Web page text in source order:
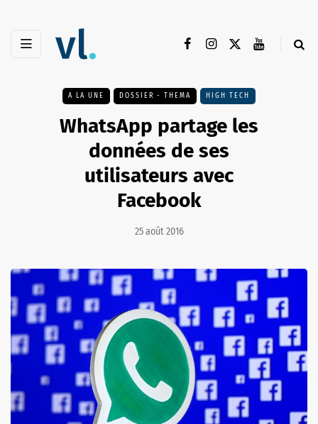
A LA UNE DOSSIER - THEMA HIGH TECH
WhatsApp partage les
données de ses
utilisateurs avec
Facebook
25 août 2016